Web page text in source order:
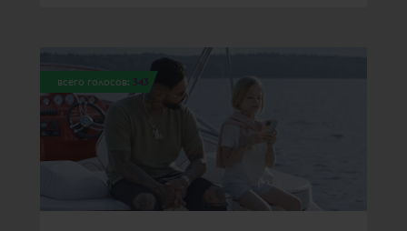
всего голосов: 343